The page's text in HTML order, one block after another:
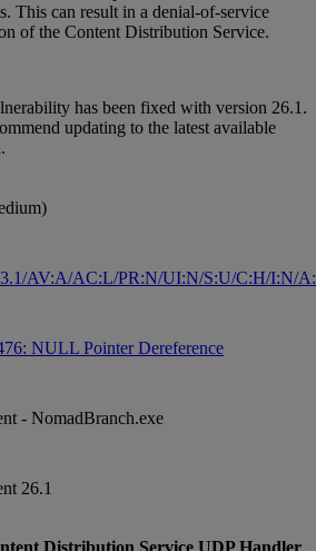
This can result in a denial-of-service
of the Content Distribution Service.
has been fixed with version 26.1.
updating to the latest available
AV:A/AC:L/PR:N/UI:N/S:U/C:H/I:N/
NULL Pointer Dereference
- NomadBranch.exe
26.1
Distribution Service UDP Handler